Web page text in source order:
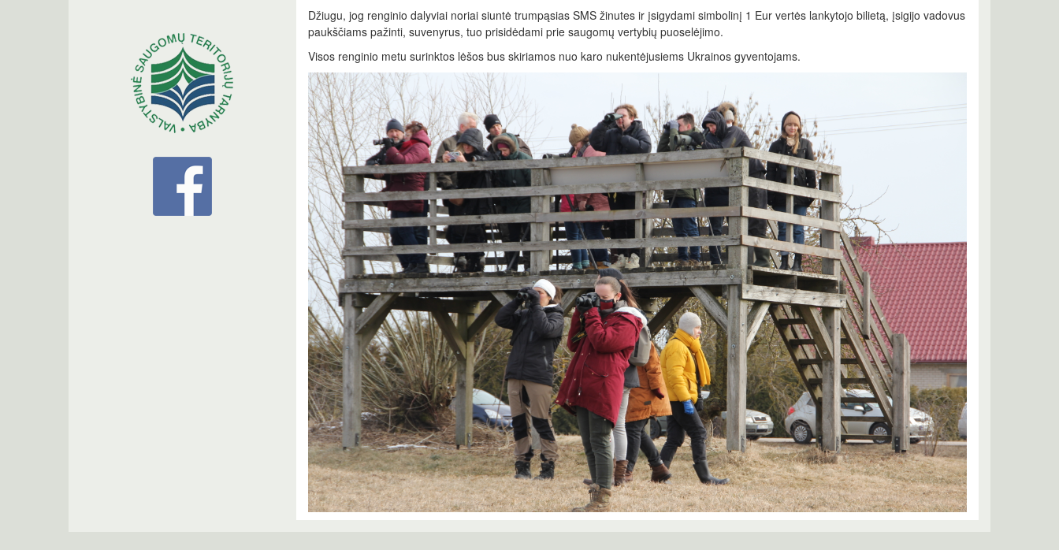
Džiugu, jog renginio dalyviai noriai siuntė trumpąsias SMS žinutes ir įsigydami simbolinį 1 Eur vertės lankytojo bilietą, įsigijo vadovus
paukščiams pažinti, suvenyrus, tuo prisidėdami prie saugomų vertybių puoselėjimo.
Visos renginio metu surinktos lėšos bus skiriamos nuo karo nukentėjusiems Ukrainos gyventojams.